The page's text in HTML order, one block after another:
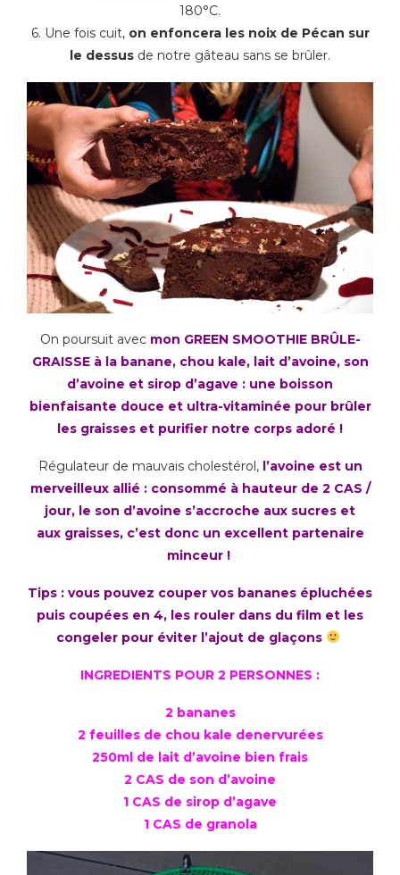
180°C.
6. Une fois cuit, on enfoncera les noix de Pécan sur
le dessus de notre gâteau sans se brûler.
On poursuit avec mon GREEN SMOOTHIE BRÛLE-
GRAISSE à la banane, chou kale, lait d’avoine, son
d’avoine et sirop d’agave : une boisson
bienfaisante douce et ultra-vitaminée pour brûler
les graisses et purifier notre corps adoré !
Régulateur de mauvais cholestérol, l’avoine est un
merveilleux allié : consommé à hauteur de 2 CAS /
jour, le son d’avoine s’accroche aux sucres et
aux graisses, c’est donc un excellent partenaire
minceur !
Tips : vous pouvez couper vos bananes épluchées
puis coupées en 4, les rouler dans du film et les
congeler pour éviter l’ajout de glaçons
INGREDIENTS POUR 2 PERSONNES :
2 bananes
2 feuilles de chou kale denervurées
250ml de lait d’avoine bien frais
2 CAS de son d’avoine
1 CAS de sirop d’agave
1 CAS de granola